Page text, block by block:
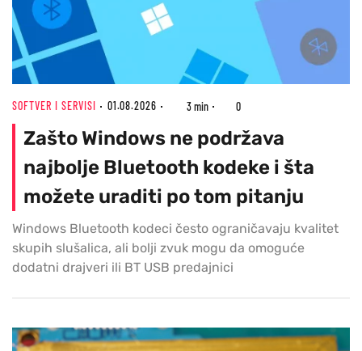
SOFTVER I SERVISI 01.08.2026 3 min 0
Zašto Windows ne podržava
najbolje Bluetooth kodeke i šta
možete uraditi po tom pitanju
Windows Bluetooth kodeci često ograničavaju kvalitet
skupih slušalica, ali bolji zvuk mogu da omoguće
dodatni drajveri ili BT USB predajnici